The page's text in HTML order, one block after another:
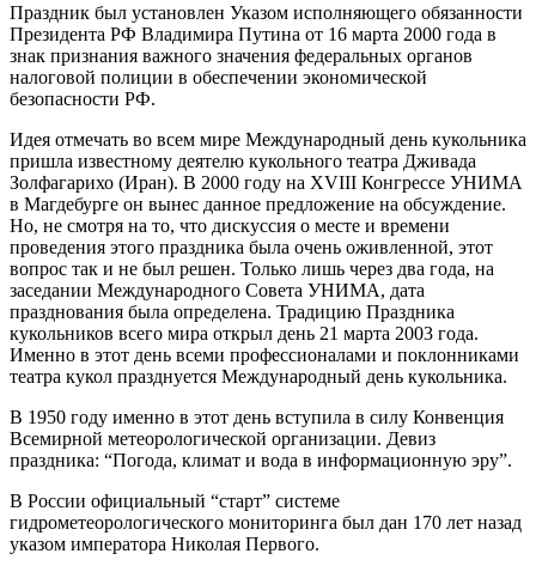
Праздник был установлен Указом исполняющего обязанности
Президента РФ Владимира Путина от 16 марта 2000 года в
знак признания важного значения федеральных органов
налоговой полиции в обеспечении экономической
безопасности РФ.
Идея отмечать во всем мире Международный день кукольника
пришла известному деятелю кукольного театра Дживада
Золфагарихо (Иран). В 2000 году на XVIII Конгрессе УНИМА
в Магдебурге он вынес данное предложение на обсуждение.
Но, не смотря на то, что дискуссия о месте и времени
проведения этого праздника была очень оживленной, этот
вопрос так и не был решен. Только лишь через два года, на
заседании Международного Совета УНИМА, дата
празднования была определена. Традицию Праздника
кукольников всего мира открыл день 21 марта 2003 года.
Именно в этот день всеми профессионалами и поклонниками
театра кукол празднуется Международный день кукольника.
В 1950 году именно в этот день вступила в силу Конвенция
Всемирной метеорологической организации. Девиз
праздника: “Погода, климат и вода в информационную эру”.
В России официальный “старт” системе
гидрометеорологического мониторинга был дан 170 лет назад
указом императора Николая Первого.